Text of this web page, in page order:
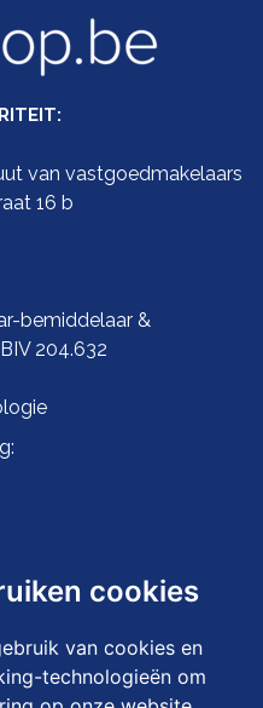
cookies
van cookies en
technologieën om
van vastgoedmakelaars
16 b
bemiddelaar &
204.632
zien?
nieuwsbrief